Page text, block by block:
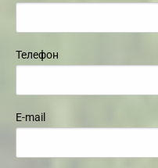
Телефон
E-mail